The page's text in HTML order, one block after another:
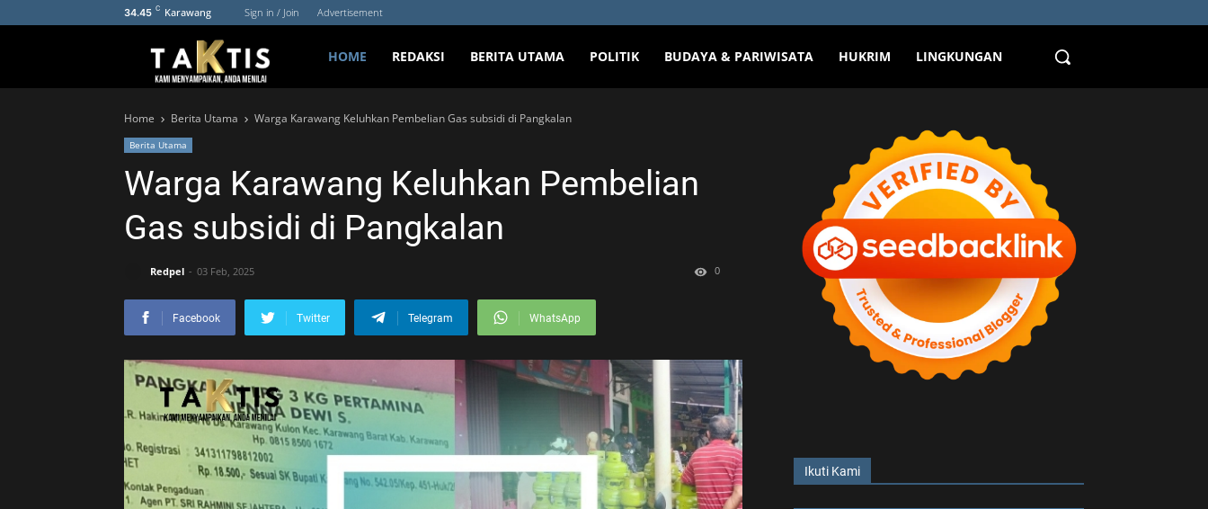
34.45 C Karawang Sign in / Join Advertisement
HOME REDAKSI BERITA UTAMA POLITIK BUDAYA & PARIWISATA HUKRIM LINGKUNGAN
Home Berita Utama Warga Karawang Keluhkan Pembelian Gas subsidi di Pangkalan
Berita Utama
Warga Karawang Keluhkan Pembelian
Gas subsidi di Pangkalan
Redpel 03 Feb, 2025 0
Facebook Twitter Telegram WhatsApp
Ikuti Kami